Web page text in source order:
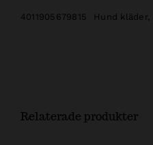
4011905679815 Hund kläder,
Relaterade produkter